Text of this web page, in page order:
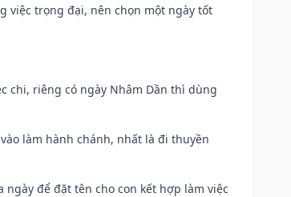
việc trọng đại, nên chọn một ngày tốt
chi, riêng có ngày Nhâm Dần thì dùng
làm hành chánh, nhất là đi thuyền
ngày để đặt tên cho con kết hợp làm việc